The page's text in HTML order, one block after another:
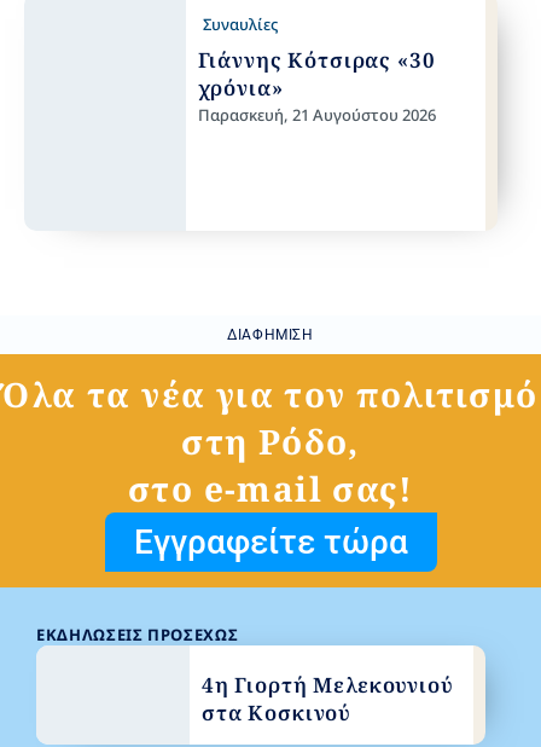
Συναυλίες
Γιάννης Κότσιρας «30
χρόνια»
Παρασκευή, 21 Αυγούστου 2026
ΔΙΑΦΉΜΙΣΗ
Όλα τα νέα για τον πολιτισμό
στη Ρόδο,
στο e-mail σας!
Εγγραφείτε τώρα
ΕΚΔΗΛΏΣΕΙΣ ΠΡΟΣΕΧΏΣ
4η Γιορτή Μελεκουνιού
στα Κοσκινού